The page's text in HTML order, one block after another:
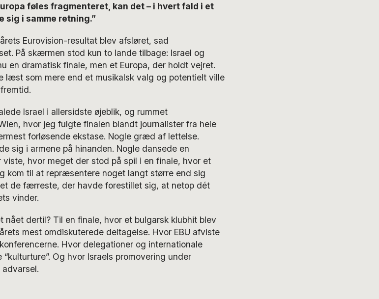
føles fragmenteret, kan det – i hvert fald i et
i samme retning.”
Eurovision-resultat blev afsløret, sad
På skærmen stod kun to lande tilbage: Israel og
en dramatisk finale, men et Europa, der holdt vejret.
læst som mere end et musikalsk valg og potentielt ville
Israel i allersidste øjeblik, og rummet
hvor jeg fulgte finalen blandt journalister fra hele
forløsende ekstase. Nogle græd af lettelse.
sig i armene på hinanden. Nogle dansede en
hvor meget der stod på spil i en finale, hvor et
kom til at repræsentere noget langt større end sig
de færreste, der havde forestillet sig, at netop dét
vinder.
nået dertil? Til en finale, hvor et bulgarsk klubhit blev
mest omdiskuterede deltagelse. Hvor EBU afviste
Hvor delegationer og internationale
Og hvor Israels promovering under